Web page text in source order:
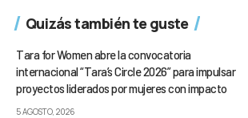
Quizás también te guste
Tara for Women abre la convocatoria
internacional “Tara’s Circle 2026” para impulsar
proyectos liderados por mujeres con impacto
5 AGOSTO, 2026